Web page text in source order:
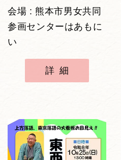
会場 : 熊本市男女共同
参画センターはあもに
い
詳細